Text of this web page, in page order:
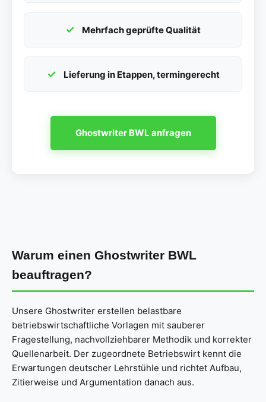
Mehrfach geprüfte Qualität
Lieferung in Etappen, termingerecht
Ghostwriter BWL anfragen
Warum einen Ghostwriter BWL
beauftragen?
Unsere Ghostwriter erstellen belastbare
betriebswirtschaftliche Vorlagen mit sauberer
Fragestellung, nachvollziehbarer Methodik und korrekter
Quellenarbeit. Der zugeordnete Betriebswirt kennt die
Erwartungen deutscher Lehrstühle und richtet Aufbau,
Zitierweise und Argumentation danach aus.